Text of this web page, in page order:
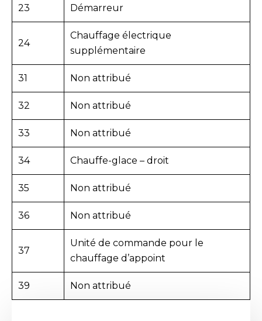
23 Démarreur
24
Chauffage électrique
supplémentaire
31 Non attribué
32 Non attribué
33 Non attribué
34 Chauffe-glace – droit
35 Non attribué
36 Non attribué
37
Unité de commande pour le
chauffage d’appoint
39 Non attribué